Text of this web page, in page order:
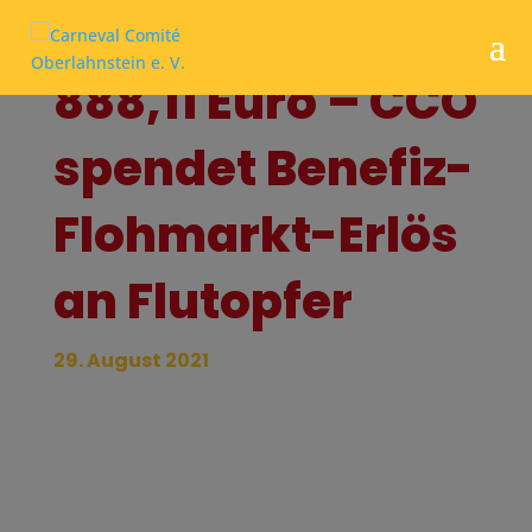
888,11 Euro – CCO
spendet Benefiz-
Flohmarkt-Erlös
an Flutopfer
29. August 2021